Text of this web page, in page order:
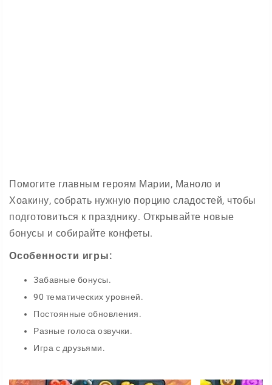
Помогите главным героям Марии, Маноло и
Хоакину, собрать нужную порцию сладостей, чтобы
подготовиться к празднику. Открывайте новые
бонусы и собирайте конфеты.
Особенности игры:
Забавные бонусы.
90 тематических уровней.
Постоянные обновления.
Разные голоса озвучки.
Игра с друзьями.